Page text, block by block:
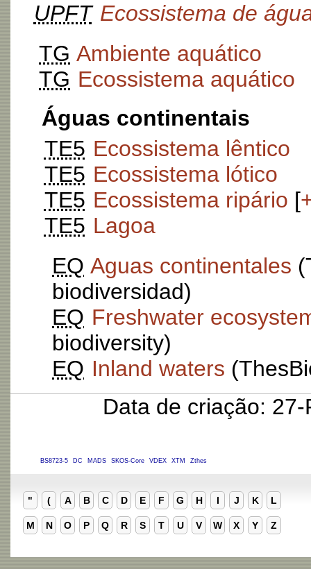
UPFT Ecossistema de
TG Ambiente aquático
TG Ecossistema aquático
Águas continentais
TE5 Ecossistema lêntico
TE5 Ecossistema lótico
TE5 Ecossistema ripário [
TE5 Lagoa
EQ Aguas continentales
biodiversidad)
EQ Freshwater
biodiversity)
EQ Inland waters
Data de criação:
BS8723-5 DC MADS SKOS-Core VDEX XTM Zthes
" ( A B C D E F G H I J K L
M N O P Q R S T U V W X Y Z